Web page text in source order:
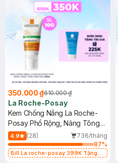
350.000 ₫610.000 ₫
La Roche-Posay
Kem Chống Nắng La Roche-
Posay Phổ Rộng, Nâng Tông
Kiềm Dầu 50ml
4.9 (28)
736/tháng
87%
Bill La roche-posay 399K Tặng